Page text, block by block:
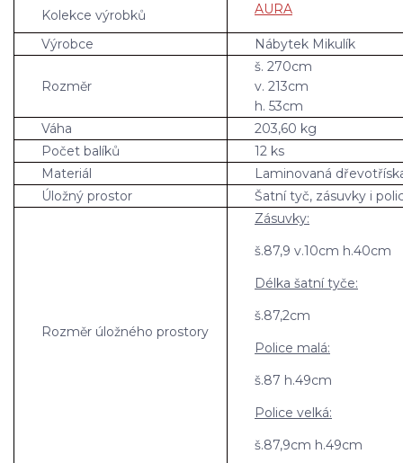
Kolekce výrobků AURA
Výrobce Nábytek Mikulík
Rozměr
š. 270cm
v. 213cm
h. 53cm
Váha
203,60 kg
Počet balíků
12 ks
Materiál
Laminovaná
Úložný prostor
Šatní tyč, zásuvky i
Rozměr úložného prostory
Zásuvky:
š.87,9 v.10cm h.40cm
Délka šatní tyče:
š.87,2cm
Police malá:
š.87 h.49cm
Police velká:
š.87,9cm h.49cm